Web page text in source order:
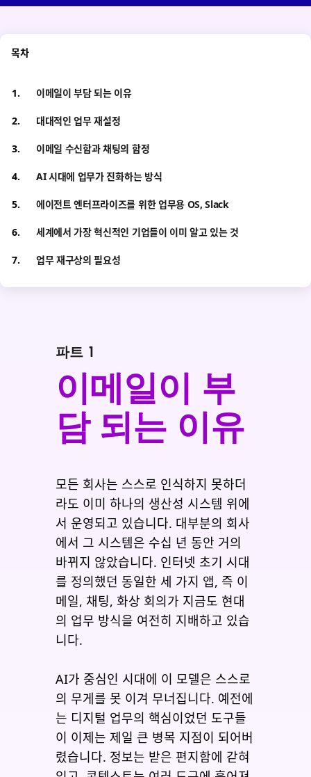
목차
이메일이 부담 되는 이유
대대적인 업무 재설정
이메일 수신함과 채팅의 함정
AI 시대에 업무가 진화하는 방식
에이전트 엔터프라이즈를 위한 업무용 OS, Slack
세계에서 가장 혁신적인 기업들이 이미 알고 있는 것
업무 재구상의 필요성
파트 1
이메일이 부
담 되는 이유
모든 회사는 스스로 인식하지 못하더
라도 이미 하나의 생산성 시스템 위에
서 운영되고 있습니다. 대부분의 회사
에서 그 시스템은 수십 년 동안 거의
바뀌지 않았습니다. 인터넷 초기 시대
를 정의했던 동일한 세 가지 앱, 즉 이
메일, 채팅, 화상 회의가 지금도 현대
의 업무 방식을 여전히 지배하고 있습
니다.
AI가 중심인 시대에 이 모델은 스스로
의 무게를 못 이겨 무너집니다. 예전에
는 디지털 업무의 핵심이었던 도구들
이 이제는 제일 큰 병목 지점이 되어버
렸습니다. 정보는 받은 편지함에 갇혀